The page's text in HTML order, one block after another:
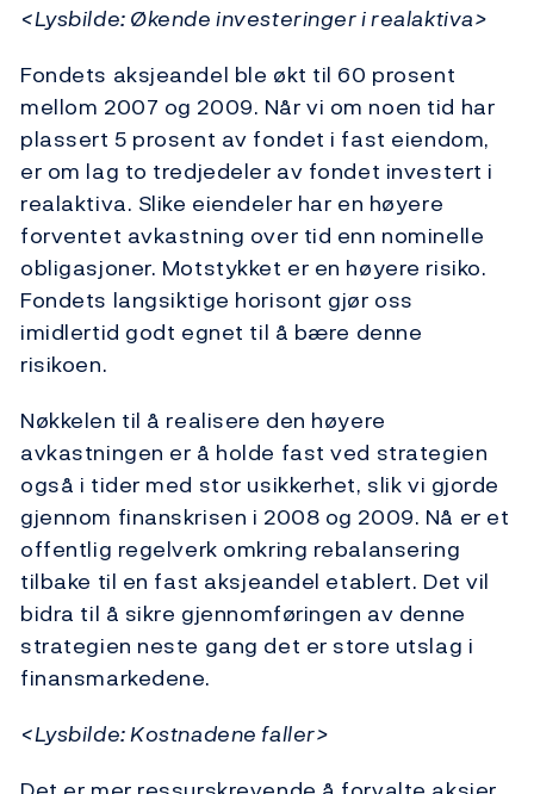
<Lysbilde: Økende investeringer i realaktiva>
Fondets aksjeandel ble økt til 60 prosent
mellom 2007 og 2009. Når vi om noen tid har
plassert 5 prosent av fondet i fast eiendom,
er om lag to tredjedeler av fondet investert i
realaktiva. Slike eiendeler har en høyere
forventet avkastning over tid enn nominelle
obligasjoner. Motstykket er en høyere risiko.
Fondets langsiktige horisont gjør oss
imidlertid godt egnet til å bære denne
risikoen.
Nøkkelen til å realisere den høyere
avkastningen er å holde fast ved strategien
også i tider med stor usikkerhet, slik vi gjorde
gjennom finanskrisen i 2008 og 2009. Nå er et
offentlig regelverk omkring rebalansering
tilbake til en fast aksjeandel etablert. Det vil
bidra til å sikre gjennomføringen av denne
strategien neste gang det er store utslag i
finansmarkedene.
<Lysbilde: Kostnadene faller>